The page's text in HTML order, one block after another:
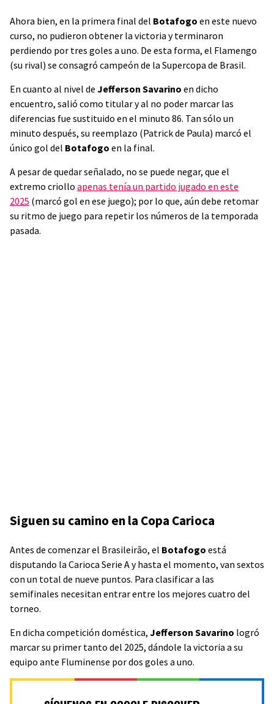
Ahora bien, en la primera final del Botafogo en este nuevo
curso, no pudieron obtener la victoria y terminaron
perdiendo por tres goles a uno. De esta forma, el Flamengo
(su rival) se consagró campeón de la Supercopa de Brasil.
En cuanto al nivel de Jefferson Savarino en dicho
encuentro, salió como titular y al no poder marcar las
diferencias fue sustituido en el minuto 86. Tan sólo un
minuto después, su reemplazo (Patrick de Paula) marcó el
único gol del Botafogo en la final.
A pesar de quedar señalado, no se puede negar, que el
extremo criollo apenas tenía un partido jugado en este
2025 (marcó gol en ese juego); por lo que, aún debe retomar
su ritmo de juego para repetir los números de la temporada
pasada.
Siguen su camino en la Copa Carioca
Antes de comenzar el Brasileirão, el Botafogo está
disputando la Carioca Serie A y hasta el momento, van sextos
con un total de nueve puntos. Para clasificar a las
semifinales necesitan entrar entre los mejores cuatro del
torneo.
En dicha competición doméstica, Jefferson Savarino logró
marcar su primer tanto del 2025, dándole la victoria a su
equipo ante Fluminense por dos goles a uno.